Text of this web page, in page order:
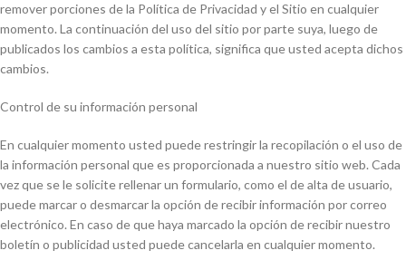
remover porciones de la Política de Privacidad y el Sitio en cualquier
momento. La continuación del uso del sitio por parte suya, luego de
publicados los cambios a esta política, significa que usted acepta dichos
cambios.
Control de su información personal
En cualquier momento usted puede restringir la recopilación o el uso de
la información personal que es proporcionada a nuestro sitio web. Cada
vez que se le solicite rellenar un formulario, como el de alta de usuario,
puede marcar o desmarcar la opción de recibir información por correo
electrónico. En caso de que haya marcado la opción de recibir nuestro
boletín o publicidad usted puede cancelarla en cualquier momento.